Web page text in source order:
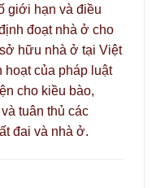
giới hạn và điều
đoạt nhà ở cho
hữu nhà ở tại Việt
hoạt của pháp luật
cho kiều bào,
tuân thủ các
đai và nhà ở.